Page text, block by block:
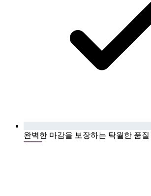
완벽한 마감을 보장하는 탁월한 품질